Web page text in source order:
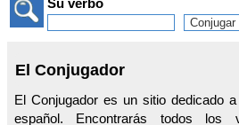
Su verbo
El Conjugador
El Conjugador es un sitio dedicado
español. Encontrarás todos los